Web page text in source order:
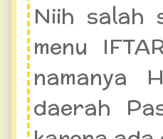
Niih salah
menu
namanya
daerah